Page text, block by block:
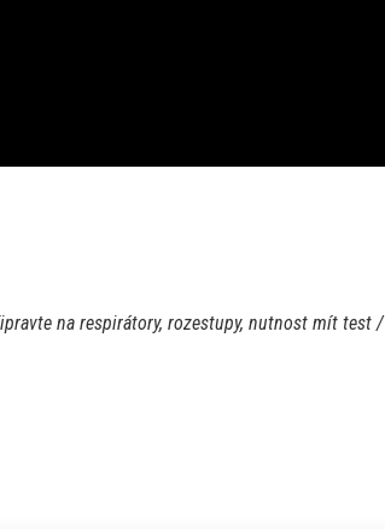
na respirátory, rozestupy, nutnost mít test /